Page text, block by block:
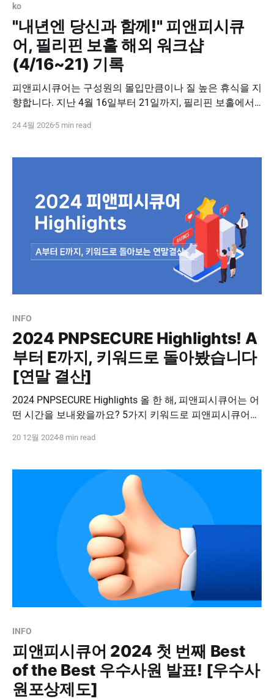
ko
"내년엔 당신과 함께!" 피앤피시큐
어, 필리핀 보홀 해외 워크샵
(4/16~21) 기록
피앤피시큐어는 구성원의 몰입만큼이나 질 높은 휴식을 지
향합니다. 지난 4월 16일부터 21일까지, 필리핀 보홀에서
번 워크샵은 단순한 보상 차원을 넘어, 우리가 함께 공유하
상의 환경에서 누리는 온전한 휴식 피앤피시큐어의 해외
24 4월 2026 5 min read
INFO
2024 PNPSECURE Highlights! A
부터 E까지, 키워드로 돌아봤습니다
[연말 결산]
2024 PNPSECURE Highlights 올 한 해, 피앤피시큐어는 어
떤 시간을 보내왔을까요? 5가지 키워드로 피앤피시큐어의
Summit Seoul 2024 Best of the Best, BOB 사원 C orporate
Engineering Challenge AWS Summit Seoul 2024 참가 피
앤피시큐어는 올해 AWS
20 12월 20248 min read
INFO
피앤피시큐어 2024 첫 번째 Best
of the Best 우수사원 발표! [우수사
원포상제도]